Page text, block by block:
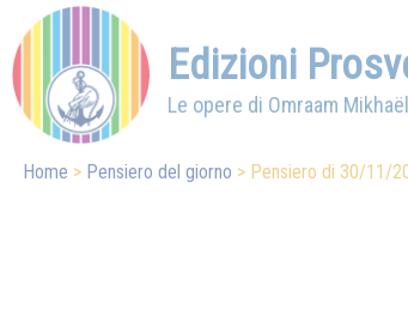
Edizioni
Le opere di Omraam
Home Pensiero del giorno Pensiero di 30/11/